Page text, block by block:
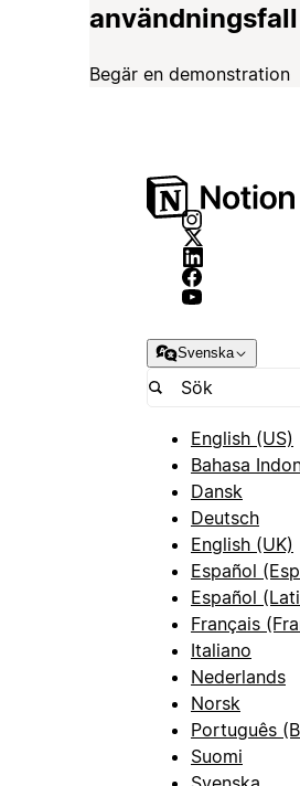
Begär en demonstration
Svenska
English (US)
Bahasa
Dansk
Deutsch
English (UK)
Español
Español
Français
Italiano
Nederlands
Norsk
Português
Suomi